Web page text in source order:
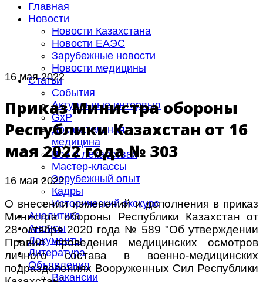
Главная
Новости
Новости Казахстана
Новости ЕАЭС
Зарубежные новости
Новости медицины
Статьи
События
Актуальные интервью
GxP
Доказательная
медицина
Все о лекарствах
Мастер-классы
Зарубежный опыт
Кадры
Исторический экскурс
Аналитика
Анонсы
Документы
Литература
Объявления
Вакансии
16 мая 2022
Приказ Министра обороны
Республики Казахстан от 16
мая 2022 года № 303
16 мая 2022
О внесении изменений и дополнения в приказ
Министра обороны Республики Казахстан от
28 октября 2020 года № 589 "Об утверждении
Правил проведения медицинских осмотров
личного состава в военно-медицинских
подразделениях Вооруженных Сил Республики